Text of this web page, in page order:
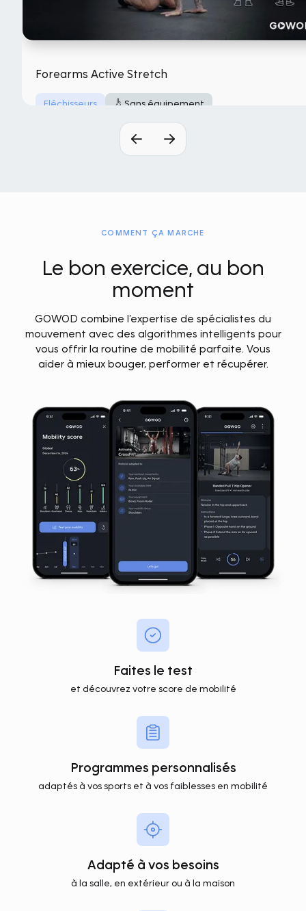
Forearms Active Stretch
Fléchisseurs Sans équipement
COMMENT ÇA MARCHE
Le bon exercice, au bon
moment
GOWOD combine l’expertise de spécialistes du
mouvement avec des algorithmes intelligents pour
vous offrir la routine de mobilité parfaite. Vous
aider à mieux bouger, performer et récupérer.
Faites le test
et découvrez votre score de mobilité
Programmes personnalisés
adaptés à vos sports et à vos faiblesses en mobilité
Adapté à vos besoins
à la salle, en extérieur ou à la maison